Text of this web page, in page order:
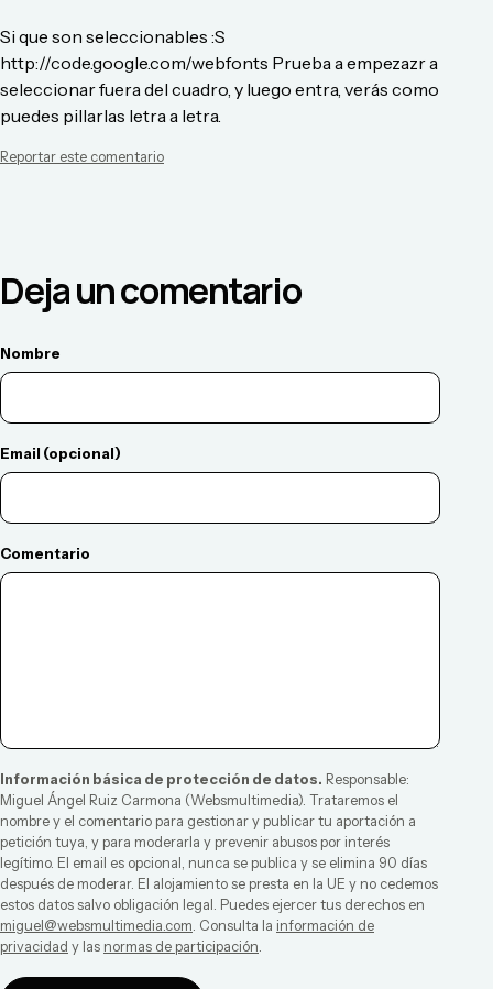
Si que son seleccionables :S
http://code.google.com/webfonts Prueba a empezazr a
seleccionar fuera del cuadro, y luego entra, verás como
puedes pillarlas letra a letra.
Reportar este comentario
Deja un comentario
Nombre
Email (opcional)
Comentario
Información básica de protección de datos. Responsable:
Miguel Ángel Ruiz Carmona (Websmultimedia). Trataremos el
nombre y el comentario para gestionar y publicar tu aportación a
petición tuya, y para moderarla y prevenir abusos por interés
legítimo. El email es opcional, nunca se publica y se elimina 90 días
después de moderar. El alojamiento se presta en la UE y no cedemos
estos datos salvo obligación legal. Puedes ejercer tus derechos en
miguel@websmultimedia.com. Consulta la información de
privacidad y las normas de participación.